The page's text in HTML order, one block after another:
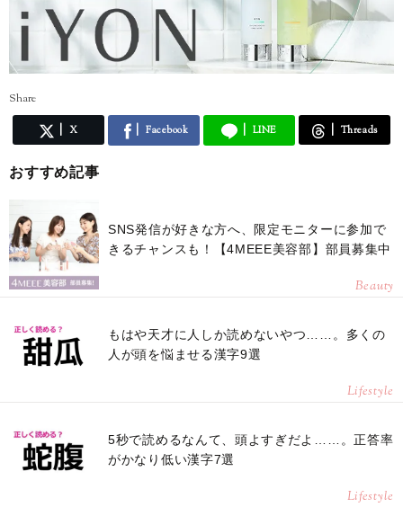
Share
X Facebook LINE Threads
おすすめ記事
SNS発信が好きな方へ、限定モニターに参加で
きるチャンスも！【4MEEE美容部】部員募集中
Beauty
もはや天才に人しか読めないやつ……。多くの
人が頭を悩ませる漢字9選
Lifestyle
5秒で読めるなんて、頭よすぎだよ……。正答率
がかなり低い漢字7選
Lifestyle